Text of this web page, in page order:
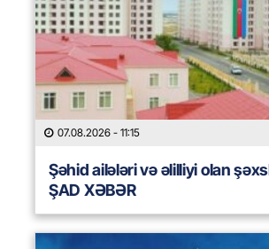
07.08.2026 - 11:15
Şəhid ailələri və əlilliyi olan
ŞAD XƏBƏR